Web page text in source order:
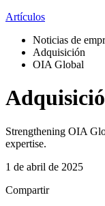
Artículos
Noticias de
Adquisición
OIA Global
Strengthening OIA
expertise.
1 de abril de 2025
Compartir